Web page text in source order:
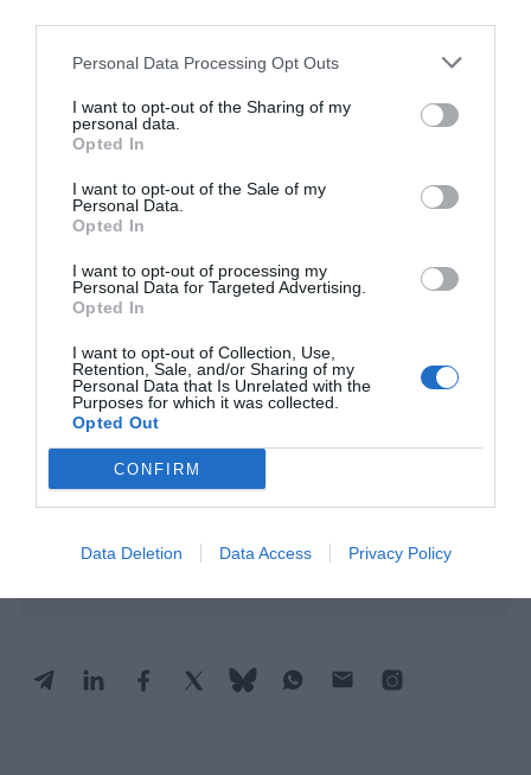
Personal Data Processing Opt Outs
I want to opt-out of the Sharing of my
personal data.
Opted In
I want to opt-out of the Sale of my
Personal Data.
Opted In
I want to opt-out of processing my
Personal Data for Targeted Advertising.
Opted In
I want to opt-out of Collection, Use,
Retention, Sale, and/or Sharing of my
Personal Data that Is Unrelated with the
Purposes for which it was collected.
Opted Out
CONFIRM
Data Deletion Data Access Privacy Policy
Universitat Autònoma de Barcelona(UAB).
La periodista de VIA Empresa, Ana M. González, y el
director del medio, Carlos Rojas, durante la grabación
del nuevo episodio de 'L'empresa al dia' | Mireia Comas
AñadirVIA Empresa
ACTIVAR AHORA